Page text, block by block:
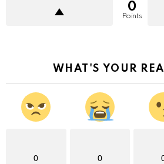
0
Points
WHAT'S YOUR
0 0